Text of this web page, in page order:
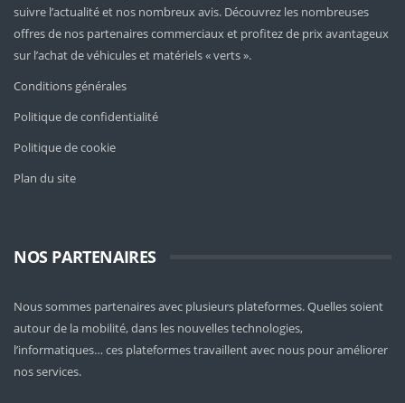
suivre l’actualité et nos nombreux avis. Découvrez les nombreuses
offres de nos partenaires commerciaux et profitez de prix avantageux
sur l’achat de véhicules et matériels « verts ».
Conditions générales
Politique de confidentialité
Politique de cookie
Plan du site
NOS PARTENAIRES
Nous sommes partenaires avec plusieurs plateformes. Quelles soient
autour de la mobilité, dans les nouvelles technologies,
l’informatiques… ces plateformes travaillent avec nous pour améliorer
nos services.